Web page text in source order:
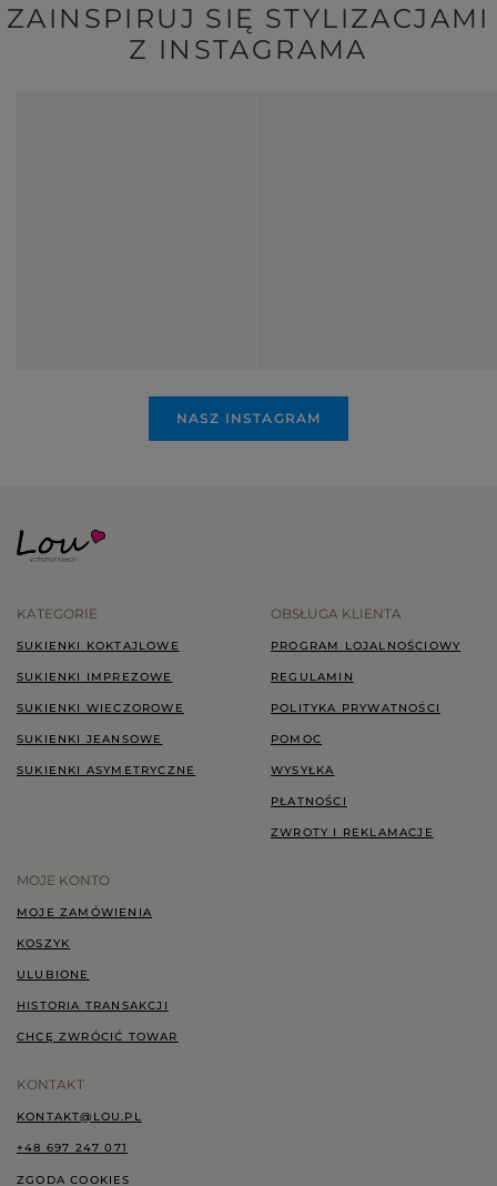
ZAINSPIRUJ SIĘ STYLIZACJAMI
Z INSTAGRAMA
NASZ INSTAGRAM
KATEGORIE
SUKIENKI KOKTAJLOWE
SUKIENKI IMPREZOWE
SUKIENKI WIECZOROWE
SUKIENKI JEANSOWE
SUKIENKI ASYMETRYCZNE
OBSŁUGA KLIENTA
PROGRAM LOJALNOŚCIOWY
REGULAMIN
POLITYKA PRYWATNOŚCI
POMOC
WYSYŁKA
PŁATNOŚCI
ZWROTY I REKLAMACJE
MOJE KONTO
MOJE ZAMÓWIENIA
KOSZYK
ULUBIONE
HISTORIA TRANSAKCJI
CHCĘ ZWRÓCIĆ TOWAR
KONTAKT
KONTAKT@LOU.PL
+48 697 247 071
ZGODA COOKIES